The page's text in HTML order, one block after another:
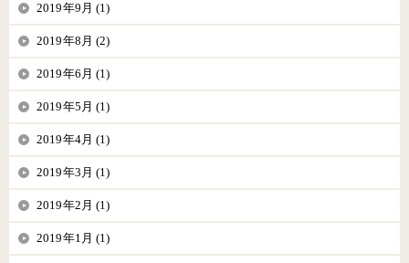
2019年9月 (1)
2019年8月 (2)
2019年6月 (1)
2019年5月 (1)
2019年4月 (1)
2019年3月 (1)
2019年2月 (1)
2019年1月 (1)